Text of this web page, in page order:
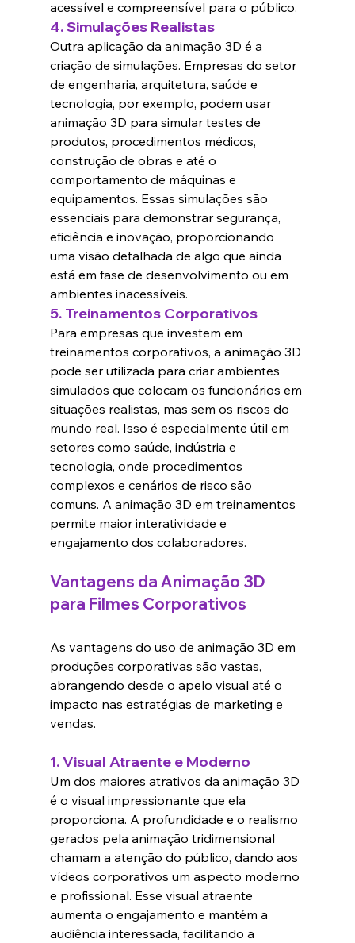
acessível e compreensível para o público.
4. Simulações Realistas
Outra aplicação da animação 3D é a
criação de simulações. Empresas do setor
de engenharia, arquitetura, saúde e
tecnologia, por exemplo, podem usar
animação 3D para simular testes de
produtos, procedimentos médicos,
construção de obras e até o
comportamento de máquinas e
equipamentos. Essas simulações são
essenciais para demonstrar segurança,
eficiência e inovação, proporcionando
uma visão detalhada de algo que ainda
está em fase de desenvolvimento ou em
ambientes inacessíveis.
5. Treinamentos Corporativos
Para empresas que investem em
treinamentos corporativos, a animação 3D
pode ser utilizada para criar ambientes
simulados que colocam os funcionários em
situações realistas, mas sem os riscos do
mundo real. Isso é especialmente útil em
setores como saúde, indústria e
tecnologia, onde procedimentos
complexos e cenários de risco são
comuns. A animação 3D em treinamentos
permite maior interatividade e
engajamento dos colaboradores.
Vantagens da Animação 3D
para Filmes Corporativos
As vantagens do uso de animação 3D em
produções corporativas são vastas,
abrangendo desde o apelo visual até o
impacto nas estratégias de marketing e
vendas.
1. Visual Atraente e Moderno
Um dos maiores atrativos da animação 3D
é o visual impressionante que ela
proporciona. A profundidade e o realismo
gerados pela animação tridimensional
chamam a atenção do público, dando aos
vídeos corporativos um aspecto moderno
e profissional. Esse visual atraente
aumenta o engajamento e mantém a
audiência interessada, facilitando a